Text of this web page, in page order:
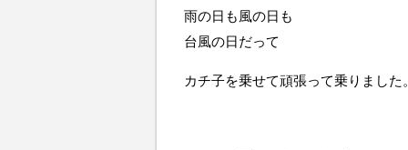
雨の日も風の日も
台風の日だって
カチ子を乗せて頑張って乗りました。